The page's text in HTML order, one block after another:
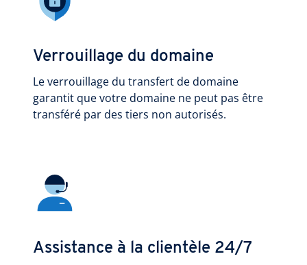
Verrouillage du domaine
Le verrouillage du transfert de domaine
garantit que votre domaine ne peut pas être
transféré par des tiers non autorisés.
Assistance à la clientèle 24/7